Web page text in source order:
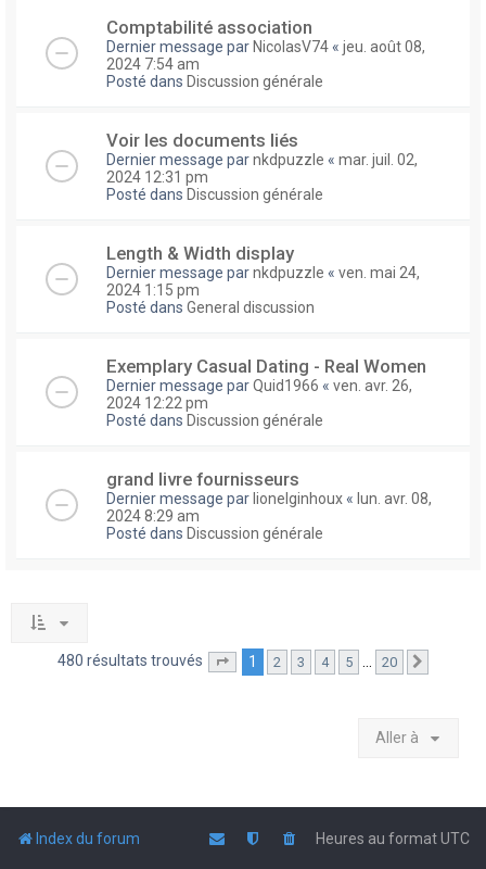
Comptabilité association
Dernier message par NicolasV74 « jeu. août 08,
2024 7:54 am
Posté dans Discussion générale
Voir les documents liés
Dernier message parnkdpuzzle « mar. juil. 02,
2024 12:31 pm
Posté dans Discussion générale
Length & Width display
Dernier message parnkdpuzzle « ven. mai 24,
2024 1:15 pm
Posté dans General discussion
Exemplary Сasual Dating - Real Women
Dernier message parQuid1966 « ven. avr. 26,
2024 12:22 pm
Posté dans Discussion générale
grand livre fournisseurs
Dernier message par lionelginhoux « lun. avr. 08,
2024 8:29 am
Posté dans Discussion générale
480 résultats trouvés Page sur20
1 2 3 4 5 … 20
Aller à
Index du forum Heures au formatUTC